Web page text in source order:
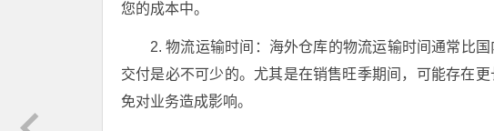
您的成本中。
2. 物流运输时间：海外仓库的物流运输时间通常比
交付是必不可少的。尤其是在销售旺季期间，可能存在
免对业务造成影响。